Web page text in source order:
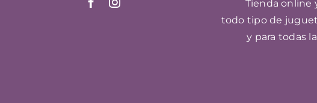
Tienda online
todo tipo de
y para todas